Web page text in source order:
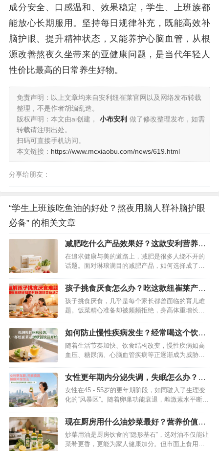
成分安全、口感温和、效果稳定，学生、上班族都
能放心长期服用。坚持每日规律补充，既能高效补
脑护眼、提升精神状态，又能养护心脑血管，从根
源改善熬夜久坐带来的亚健康问题，是当代年轻人
性价比最高的日常养生好物。
免责声明：以上文章均来自安利纽崔莱官网以及网络发布转载
整理，不是作者胡编乱造。
版权声明：本文由ai创建，
小布安利 做了修改整理发布，如需
转载请注明出处。
扫码可直接手机访问。
本文链接： https://www.mcxiaobu.com/news/619.html
分享给朋友：
“学生上班族吃鱼油的好处？熬夜用脑人群补脑护眼
必备” 的相关文章
减肥吃什么产品效果好？这款安利营养代
餐科学减肥更健康
在追求健康与美的道路上，减肥是很多人绕不开的
话题。面对琳琅满目的减肥产品，如何选择成了难
品——安利营养代餐，助你开启科学健康的减肥之
旅。…
孩子挑食厌食怎么办？吃这款纽崔莱产品
可有效改善味觉
孩子挑食厌食，几乎是每个家长都曾面临的育儿难
题。饭菜精心准备却被频频拒绝，身高体重增长缓
藏着微量元素缺乏的“隐形杀手”。临床研究表明，
铁、锌等微量元素的不足，会直接影响孩子的味觉
感知与食欲调节。而纽崔莱铁锌咀嚼片，凭借科学
配方与专业营养支持，成为改善孩子挑…
如何防止慢性疾病发生？经常喝这个饮料
就可以了
随着生活节奏加快、饮食结构改变，慢性疾病如高
血压、糖尿病、心脑血管疾病等正逐渐成为威胁人
旦患病往往难以根治。与其在病痛中挣扎，不如主
动出击，将预防做到位。除了养成健康生活方式，
科学的营养补充也是关键——纽崔莱基源欣活饮
品，正是帮助我们筑牢健康防线的得力…
女性更年期内分泌失调，失眠怎么办？用
纽崔莱更年期保养片来改善
女性在45 - 55岁的更年期阶段，如同驶入了生理变
化的“风暴区”。随着卵巢功能衰退，雌激素水平断崖
不安等症状接踵而至，而最令人困扰的，莫过于长
期失眠带来的身心疲惫。当这些问题严重影响生活
质量时，别让自己独自承受——纽崔莱更年期保养
片，以科学配方与天然营养…
现在厨房用什么油炒菜最好？营养价值高
的组合油品推荐
炒菜用油是厨房饮食的“隐形基石”，选对油不仅能让
菜肴更香，更能为家人健康加分。但市面上食用油